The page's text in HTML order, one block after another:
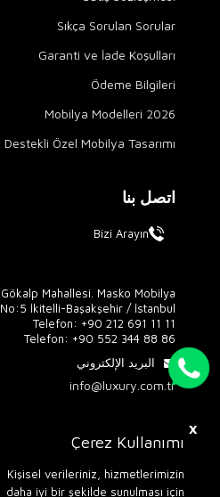
X
Çerez Kullanımı
Kişisel verileriniz, hizmetlerimizin
daha iyi bir şekilde sunulması için
Sıkça Sorulan Sorular
Garanti ve İade Koşulları
Ödeme Bilgileri
2026 Mobilya Modelleri
Özel Mobilya Tasarımı
اتصل بنا
Bizi Arayın
Mahallesi. Masko Mobilya
İkitelli-Başakşehir / İstanbul
Telefon: +90 212 691 11 11
Telefon: +90 552 344 88 86
البريد الإلكتروني
info@luxury.com.tr